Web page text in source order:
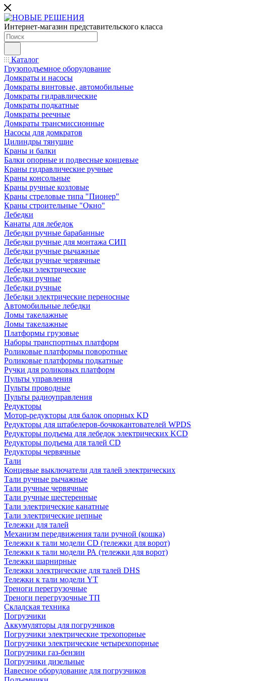
Интернет-магазин представительского класса
Каталог
Грузоподъемное оборудование
Домкраты и насосы
Домкраты винтовые, автомобильные
Домкраты гидравлические
Домкраты подкатные
Домкраты реечные
Домкраты трансмиссионные
Насосы для домкратов
Цилиндры тянущие
Краны и балки
Балки опорные и подвесные концевые
Краны гидравлические ручные
Краны консольные
Краны ручные козловые
Краны стреловые типа "Пионер"
Краны строительные "Окно"
Лебедки
Канаты для лебедок
Лебедки ручные барабанные
Лебедки ручные для монтажа СИП
Лебедки ручные рычажные
Лебедки ручные червячные
Лебедки электрические
Лебедки ручные
Лебедки ручные
Лебедки электрические переносные
Автомобильные лебедки
Ломы такелажные
Ломы такелажные
Платформы грузовые
Наборы транспортных платформ
Роликовые платформы поворотные
Роликовые платформы подкатные
Ручки для роликовых платформ
Пульты управления
Пульты проводные
Пульты радиоуправления
Редукторы
Мотор-редукторы для балок опорных KD
Редукторы для штабелеров-бочкокантователей WPDS
Редукторы подъема для лебедок электрических KCD
Редукторы подъема для талей CD
Редукторы червячные
Тали
Концевые выключатели для талей электрических
Тали ручные рычажные
Тали ручные червячные
Тали ручные шестеренные
Тали электрические канатные
Тали электрические цепные
Тележки для талей
Механизм передвижения тали ручной (кошка)
Тележки к тали модели CD (тележки для ворот)
Тележки к тали модели РА (тележки для ворот)
Тележки шарнирные
Тележки электрические для талей DHS
Тележки к тали модели YT
Треноги перегрузочные
Треноги перегрузочные ТП
Складская техника
Погрузчики
Аккумуляторы для погрузчиков
Погрузчики электрические трехопорные
Погрузчики электрические четырехопорные
Погрузчики газ-бензин
Погрузчики дизельные
Навесное оборудование для погрузчиков